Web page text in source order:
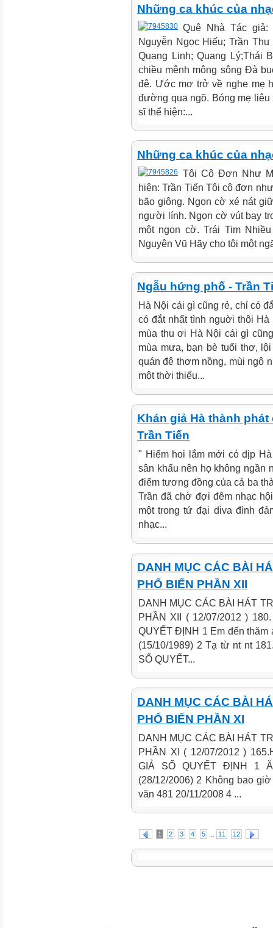
Những ca khúc của
Quê Nhà Tác giả:
Nguyễn Ngọc Hiếu; Trần
Quang Linh; Quang Lý;Thái
chiều mênh mông sông Đà
đê. Ước mơ trở về nghe mẹ
đường qua ngõ. Bóng mẹ liêu
sĩ thể hiện:...
Những ca khúc của
Tôi Cô Đơn Như
hiện: Trần Tiến Tôi cô đơn
bão giông. Ngọn cờ xé nát
người lính. Ngọn cờ vút bay
một ngọn cờ. Trái Tim
Nguyên Vũ Hãy cho tôi một
Ngẫu hứng phố - Trần
Hà Nội cái gì cũng rẻ, chỉ có
có đắt nhất tình nguời thôi
mùa thu ơi Hà Nội cái gì
mùa mưa, bạn bè tuổi thơ,
quán đê thơm nồng, mùi ngô
một thời thiếu...
Khán giả Hà thành
Trần Tiến
" Hiếm hoi lắm mới có dịp
sân khấu nên họ không ngần
điểm tương đồng của cả ba
Trần đã chờ đợi đêm nhạc
một trong tứ đại diva đình
nhạc...
DANH MỤC CÁC BÀI
PHỔ BIẾN PHẦN XII
DANH MỤC CÁC BÀI HÁT
PHẦN XII ( 12/07/2012 )
QUYẾT ĐỊNH 1 Em đến thăm
(15/10/1989) 2 Tạ từ nt nt
SỐ QUYẾT...
DANH MỤC CÁC BÀI
PHỔ BIẾN PHẦN XI
DANH MỤC CÁC BÀI HÁT
PHẦN XI ( 12/07/2012 )
GIẢ SỐ QUYẾT ĐỊNH 1
(28/12/2006) 2 Không bao
văn 481 20/11/2008 4 ...
1 2 3 4 5 ... 11 12